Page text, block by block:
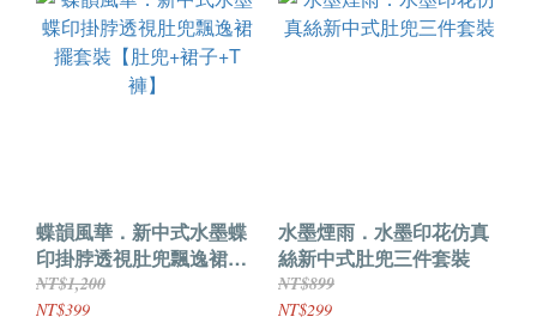
蝶韻風華．新中式水墨蝶
印掛脖透視肚兜飄逸裙擺
套裝【肚兜+裙子+T褲】
NT$1,200
NT$399
水墨煙雨．水墨印花仿真
絲新中式肚兜三件套裝
NT$899
NT$299